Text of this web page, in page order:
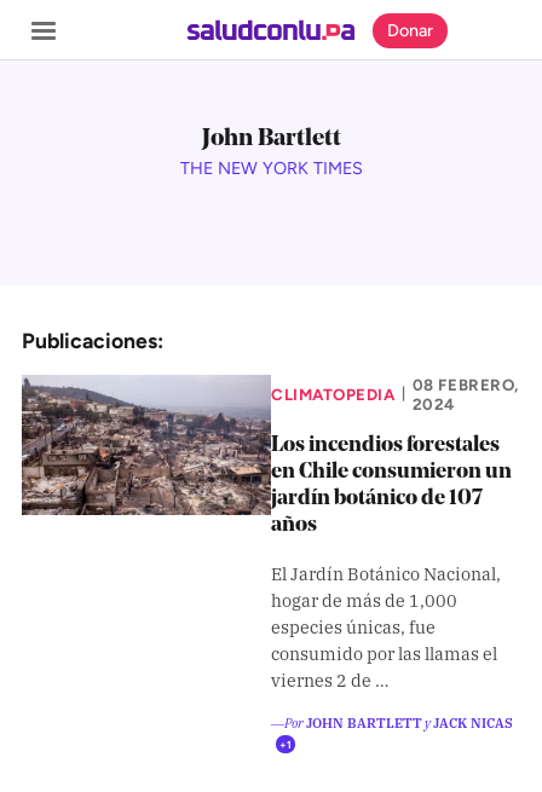
Especiales
Nosotros
COBERTURAS
Comprueba
Donar
John Bartlett
THE NEW YORK TIMES
Publicaciones:
CLIMATOPEDIA
08 FEBRERO,
2024
Los incendios forestales
en Chile consumieron un
jardín botánico de 107
años
El Jardín Botánico Nacional,
hogar de más de 1,000
especies únicas, fue
consumido por las llamas el
viernes 2 de …
―PorJOHN BARTLETTyJACK NICAS
+1